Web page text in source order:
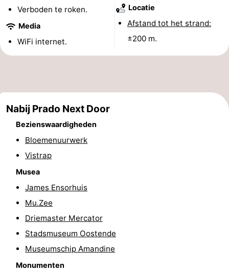
centra
Dorpen
Natuur
Zwembaden
-
Fietsen
Wandelen
Paardrijden
Golfbanen
Surfen
Eten
drinken
Evenementen
Praktisch
Verboden te roken.
Media
WiFi internet.
Locatie
Afstand tot het strand:
±200 m.
Nabij Prado Next Door
Bezienswaardigheden
Bloemenuurwerk
Vistrap
Musea
James Ensorhuis
Mu.Zee
Driemaster Mercator
Stadsmuseum Oostende
Museumschip Amandine
Monumenten